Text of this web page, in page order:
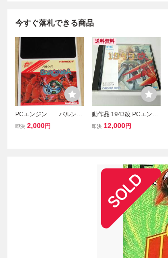
今すぐ落札できる商品
PCエンジン バルンバ
(Huカードのみ) ナムコ
即決 2,000円
送料無料
動作品 1943改 PCエンジ
ン Huカード Hu card nax
即決 12,000円